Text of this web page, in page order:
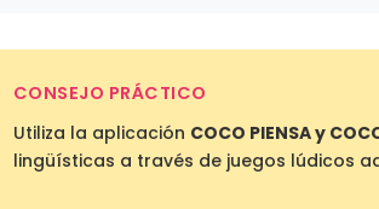
CONSEJO PRÁCTICO
Utiliza la aplicación COCO PIENSA y
lingüísticas a través de juegos lúdicos